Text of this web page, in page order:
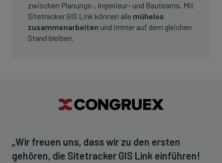
zwischen Planungs-, Ingenieur- und Bauteams. Mit
Sitetracker GIS Link können alle mühelos
zusammenarbeiten und immer auf dem gleichen
Stand bleiben.
„Wir freuen uns, dass wir zu den ersten
gehören, die Sitetracker GIS Link einführen!